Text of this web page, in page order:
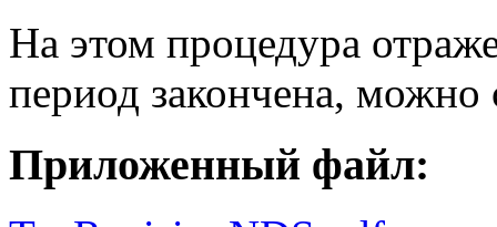
На этом процедура
период закончена, можно
Приложенный файл: